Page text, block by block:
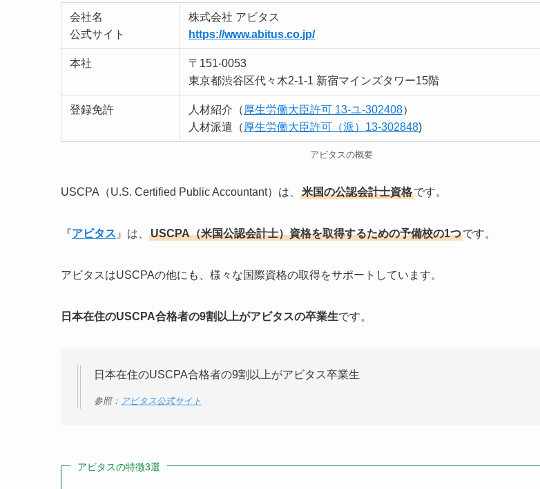
会社名
公式サイト
株式会社 アビタス
https://www.abitus.co.jp/
本社
〒151-0053
東京都渋谷区代々木2-1-1 新宿マインズタワー15階
登録免許 人材紹介（ 厚生労働大臣許可 13-ユ-302408）
人材派遣（ 厚生労働大臣許可（派）13-302848)
アビタスの概要
USCPA（U.S. Certified Public Accountant）は、 米国の公認会計士資格です。
『アビタス 』は、 USCPA（米国公認会計士）資格を取得するための予備校の1つです。
アビタスはUSCPAの他にも、様々な国際資格の取得をサポートしています。
日本在住のUSCPA合格者の9割以上がアビタスの卒業生です。
日本在住のUSCPA合格者の9割以上がアビタス卒業生
参照： アビタス公式サイト
アビタスの特徴3選